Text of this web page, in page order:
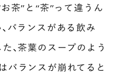
茶”と“茶”って違うん
バランスがある飲み
、茶葉のスープのよう
バランスが崩れてると